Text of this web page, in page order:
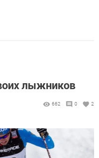
лыжников
662 0 2